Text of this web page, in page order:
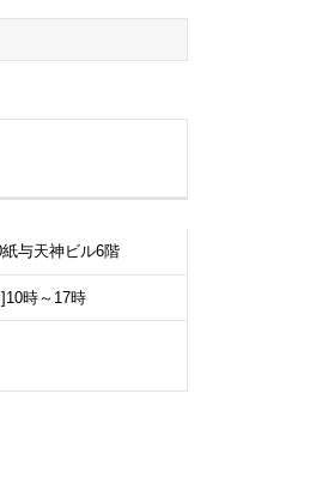
与天神ビル6階
時～17時